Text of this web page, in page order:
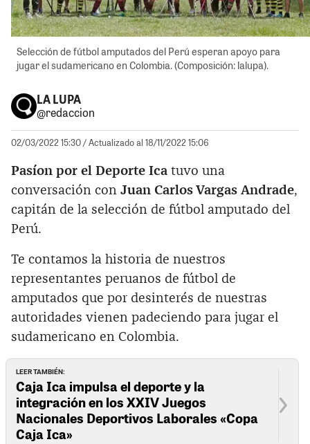
Selección de fútbol amputados del Perú esperan apoyo para
jugar el sudamericano en Colombia. (Composición: lalupa).
LA LUPA
@redaccion
02/03/2022 15:30/ Actualizado al 18/11/2022 15:06
Pasíon por el Deporte Ica tuvo una
conversación con Juan Carlos Vargas Andrade,
capitán de la selección de fútbol amputado del
Perú.
Te contamos la historia de nuestros
representantes peruanos de fútbol de
amputados que por desinterés de nuestras
autoridades vienen padeciendo para jugar el
sudamericano en Colombia.
LEER TAMBIÉN:
Caja Ica impulsa el deporte y la
integración en los XXIV Juegos
Nacionales Deportivos Laborales «Copa
Caja Ica»